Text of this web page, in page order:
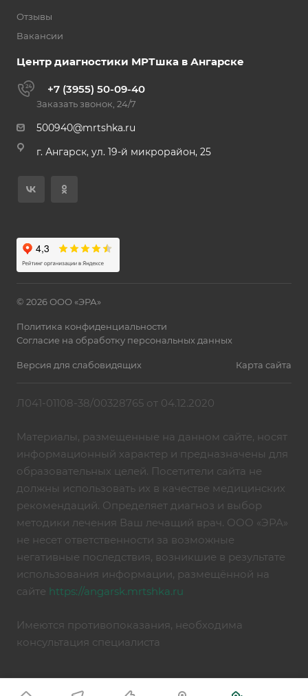
Отзывы
Вакансии
Центр диагностики МРТшка в Ангарске
+7 (3955) 50-09-40
Заказать звонок, 24/7
500940@mrtshka.ru
г. Ангарск, ул. 19-й микрорайон, 25
© 2026 ООО «ЭРА»
Политика конфиденциальности
Согласие на обработку персональных данных
Версия для слабовидящих Карта сайта
Л041-01108-38/00328765 от 04.12.2020
Материалы, размещенные на данном сайте, носят
информационный характер и предназначены для
образовательных целей. Посетители сайта не
должны использовать их в качестве медицинских
рекомендаций. Определяет диагноз и выбор
методики лечения Ваш лечащий врач. ООО «ЭРА»
не несет ответственности за возможные
негативные последствия, возникшие в результате
использования информации, размещённой на
сайте https://angarsk.mrtshka.ru
Имеются противопоказания, необходима
консультация специалиста